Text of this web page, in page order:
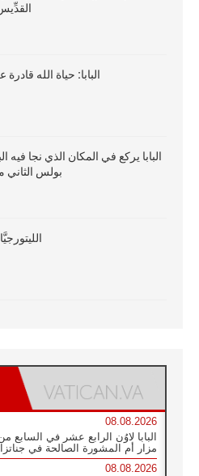
البابا: حياة الله قادرة
البابا يركع في المكان الذي نجا فيه
بولس الثاني
08.08.2026
البابا لاوُن الرابع عشر في السابع
مزار أم المشورة الصالحة في
08.08.2026